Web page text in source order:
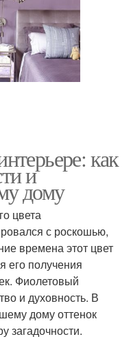
как
и
дому
цвета
с роскошью,
времена этот цвет
его получения
Фиолетовый
и духовность. В
дому оттенок
загадочности.